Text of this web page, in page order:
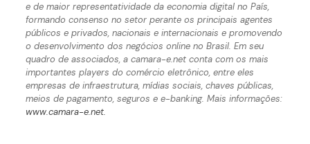
e de maior representatividade da economia digital no País,
formando consenso no setor perante os principais agentes
públicos e privados, nacionais e internacionais e promovendo
o desenvolvimento dos negócios online no Brasil. Em seu
quadro de associados, a camara-e.net conta com os mais
importantes players do comércio eletrônico, entre eles
empresas de infraestrutura, mídias sociais, chaves públicas,
meios de pagamento, seguros e e-banking. Mais informações:
www.camara-e.net.